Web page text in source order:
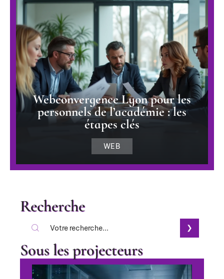
Webconvergence Lyon pour les
personnels de l’académie : les
étapes clés
WEB
Recherche
Sous les projecteurs